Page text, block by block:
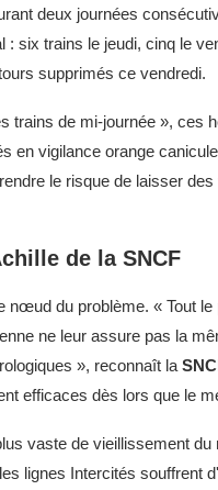
deux journées
: six trains le jeudi, cinq le
supprimés ce vendredi.
trains de mi-journée », ces
en vigilance orange
le risque de laisser
de la SNCF
nœud du problème. « Tout
ne leur assure pas la
», reconnaît la
efficaces dès lors que le
vaste de vieillissement
lignes Intercités souffrent